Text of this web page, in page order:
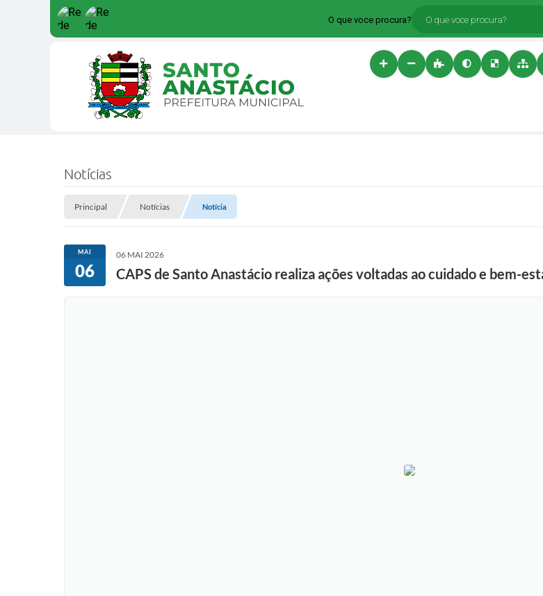
O que voce procura?
Notícias
Principal Notícias Notícia
MAI
06
06 MAI 2026
CAPS de Santo Anastácio realiza ações voltadas ao cuidado e bem-